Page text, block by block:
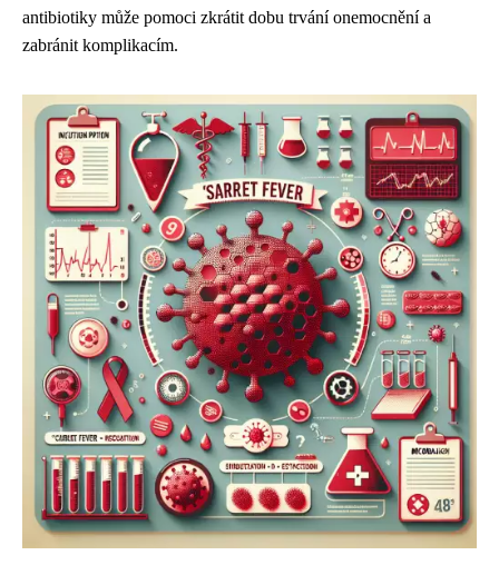
antibiotiky může pomoci zkrátit dobu trvání onemocnění a
zabránit komplikacím.